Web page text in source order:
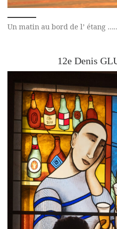
Un matin au bord de l’ étang …..
12e Denis